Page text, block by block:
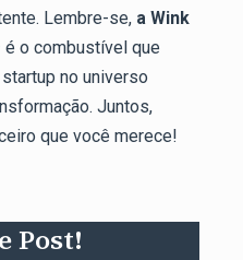
Lembre-se, a Wink
é o combustível que
no universo
Juntos,
que você merece!
Post!